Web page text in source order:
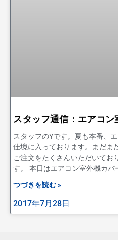
スタッフ通信：エアコ
スタッフのYです。夏も本番、
佳境に入っております。まだま
ご注文をたくさんいただいてお
す。 本日はエアコン室外機カ
つづきを読む »
2017年7月28日